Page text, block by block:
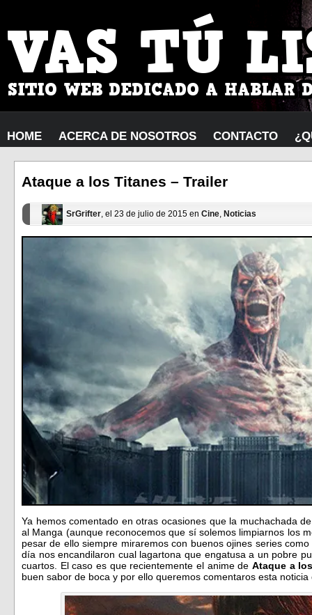
HOME ACERCA DE NOSOTROS CONTACTO
Ataque a los Titanes – Trailer
SrGrifter, el 23 de julio de 2015 en Cine, Noticias
Ya hemos comentado en otras ocasiones que la muchachada
al Manga (aunque reconocemos que sí solemos limpiarnos los
pesar de ello siempre miraremos con buenos ojines series como
día nos encandilaron cual lagartona que engatusa a un pobre
cuartos. El caso es que recientemente el anime de Ataque a
buen sabor de boca y por ello queremos comentaros esta